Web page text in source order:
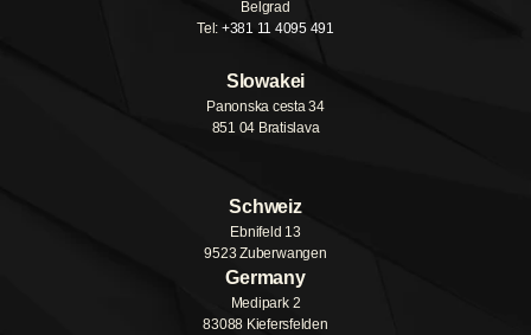
Belgrad
Tel: +381 11 4095 491
Slowakei
Panonska cesta 34
851 04 Bratislava
Schweiz
Ebnifeld 13
9523 Zuberwangen
Germany
Medipark 2
83088 Kiefersfelden